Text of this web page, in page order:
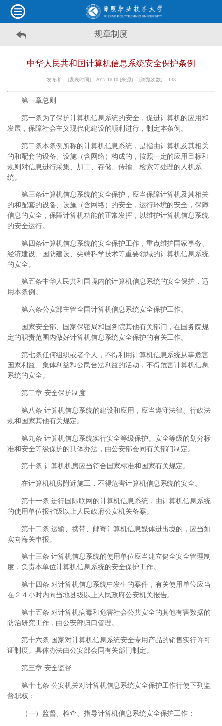
规章制度
中华人民共和国计算机信息系统安全保护条例
发布者： [发表时间]：2017-10-10 [来源]： [浏览次数]： 133
第一章总则
第一条为了保护计算机信息系统的安全，促进计算机的应用和
发展，保障社会主义现代化建设的顺利进行，制定本条例。
第二条本条例所称的计算机信息系统，是指由计算机及其相关
的和配套的设备、设施（含网络）构成的，按照一定的应用目标和
规则对信息进行采集、加工、存储、传输、检索等处理的人机系
统。
第三条计算机信息系统的安全保护，应当保障计算机及其相关
的和配套的设备、设施（含网络）的安全，运行环境的安全，保障
信息的安全，保障计算机功能的正常发挥，以维护计算机信息系统
的安全运行。
第四条计算机信息系统的安全保护工作，重点维护国家事务、
经济建设、国防建设、尖端科学技术等重要领域的计算机信息系统
的安全。
第五条中华人民共和国境内的计算机信息系统的安全保护，适
用本条例。
第六条公安部主管全国计算机信息系统安全保护工作。
国家安全部、国家保密局和国务院其他有关部门，在国务院规
定的职责范围内做好计算机信息系统安全保护的有关工作。
第七条任何组织或者个人，不得利用计算机信息系统从事危害
国家利益、集体利益和公民合法利益的活动，不得危害计算机信息
系统的安全。
第二章 安全保护制度
第八条 计算机信息系统的建设和应用，应当遵守法律、行政法
规和国家其他有关规定。
第九条 计算机信息系统实行安全等级保护。安全等级的划分标
准和安全等级保护的具体办法，由公安部会同有关部门制定。
第十条 计算机机房应当符合国家标准和国家有关规定。
在计算机机房附近施工，不得危害计算机信息系统的安全。
第十一条 进行国际联网的计算机信息系统，由计算机信息系统
的使用单位报省级以上人民政府公安机关备案。
第十二条 运输、携带、邮寄计算机信息媒体进出境的，应当如
实向海关申报。
第十三条 计算机信息系统的使用单位应当建立健全安全管理制
度，负责本单位计算机信息系统的安全保护工作。
第十四条 对计算机信息系统中发生的案件，有关使用单位应当
在２４小时内向当地县级以上人民政府公安机关报告。
第十五条 对计算机病毒和危害社会公共安全的其他有害数据的
防治研究工作，由公安部归口管理。
第十六条 国家对计算机信息系统安全专用产品的销售实行许可
证制度。具体办法由公安部会同有关部门制定。
第三章 安全监督
第十七条 公安机关对计算机信息系统安全保护工作行使下列监
督职权：
（一）监督、检查、指导计算机信息系统安全保护工作；